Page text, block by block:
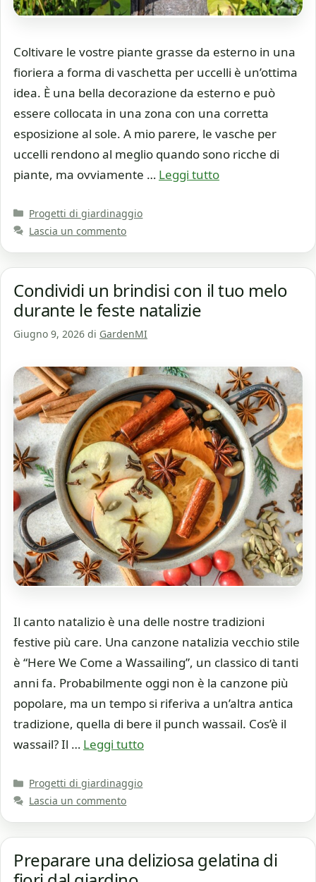
Coltivare le vostre piante grasse da esterno in una
fioriera a forma di vaschetta per uccelli è un’ottima
idea. È una bella decorazione da esterno e può
essere collocata in una zona con una corretta
esposizione al sole. A mio parere, le vasche per
uccelli rendono al meglio quando sono ricche di
piante, ma ovviamente … Leggi tutto
Categorie
Progetti di giardinaggio
Lascia un commento
Condividi un brindisi con il tuo melo
durante le feste natalizie
Giugno 9, 2026 di GardenMI
Il canto natalizio è una delle nostre tradizioni
festive più care. Una canzone natalizia vecchio stile
è “Here We Come a Wassailing”, un classico di tanti
anni fa. Probabilmente oggi non è la canzone più
popolare, ma un tempo si riferiva a un’altra antica
tradizione, quella di bere il punch wassail. Cos’è il
wassail? Il … Leggi tutto
Categorie
Progetti di giardinaggio
Lascia un commento
Preparare una deliziosa gelatina di